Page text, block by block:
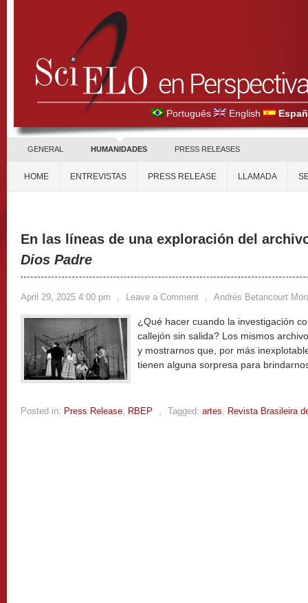
Português English
GENERAL HUMANIDADES PRESS RELEASES
HOME ENTREVISTAS PRESS RELEASE LLAMADA
En las líneas de una exploración del
Dios Padre
April 29, 2025 4:00 pm , Leave a Comment , Andrés Betancourt
¿Qué hacer cuando la investigación
callejón sin salida? Los mismos
y mostrarnos que, por más
tienen alguna sorpresa para
Posted in: Press Release, RBEP , Tagged: artes, Revista Brasileira